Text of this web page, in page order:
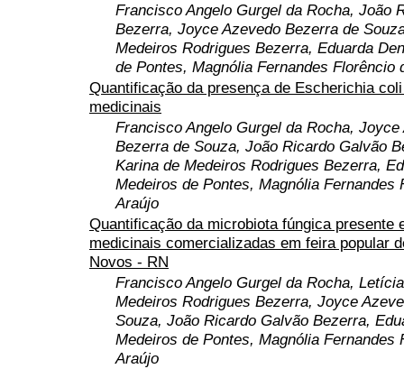
Francisco Angelo Gurgel da Rocha, João
Bezerra, Joyce Azevedo Bezerra de
Medeiros Rodrigues Bezerra, Eduarda
de Pontes, Magnólia Fernandes Florêncio
Quantificação da presença de Escherichia
medicinais
Francisco Angelo Gurgel da Rocha, Joyce
Bezerra de Souza, João Ricardo Galvão
Karina de Medeiros Rodrigues Bezerra,
Medeiros de Pontes, Magnólia Fernandes
Araújo
Quantificação da microbiota fúngica presente
medicinais comercializadas em feira popular
Novos - RN
Francisco Angelo Gurgel da Rocha,
Medeiros Rodrigues Bezerra, Joyce
Souza, João Ricardo Galvão Bezerra,
Medeiros de Pontes, Magnólia Fernandes
Araújo